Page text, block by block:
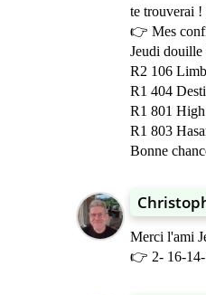
te trouverai !
👉 Mes
Jeudi
R2 106
R1 404
R1 801
R1 803
Bonne
Merci l'ami
👉 2- 16-14-